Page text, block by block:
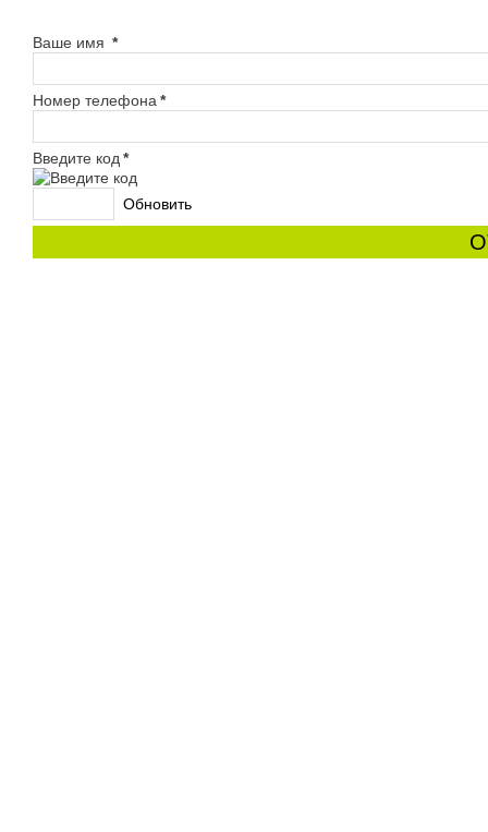
Ваше имя *
Номер телефона *
Введите код *
Обновить